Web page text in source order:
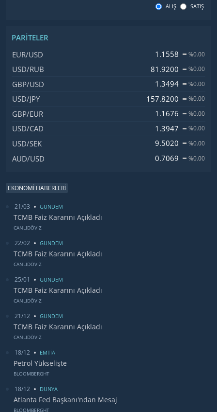
ALIŞ SATIŞ
PARITELER
İsim, Kod
EUR/USD 1.1558 %0.00
USD/RUB 81.9200 %0.00
GBP/USD 1.3494 %0.00
USD/JPY 157.8200 %0.00
GBP/EUR 1.1676 %0.00
USD/CAD 1.3947 %0.00
USD/SEK 9.5020 %0.00
AUD/USD 0.7069 %0.00
EKONOMİ HABERLERİ
21/03 GUNDEM
TCMB Faiz Kararını Açıkladı
CANLIDÖVİZ
22/02 GUNDEM
TCMB Faiz Kararını Açıkladı
CANLIDÖVİZ
25/01 GUNDEM
TCMB Faiz Kararını Açıkladı
CANLIDÖVİZ
21/12 GUNDEM
TCMB Faiz Kararını Açıkladı
CANLIDÖVİZ
18/12 EMTİA
Petrol Yükselişte
BLOOMBERGHT
18/12 DUNYA
Atlanta Fed Başkanı'ndan Mesaj
BLOOMBERGHT